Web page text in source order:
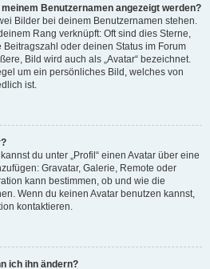
Benutzernamen angezeigt werden?
Bilder bei deinem Benutzernamen stehen.
Rang verknüpft: Oft sind dies Sterne,
oder deinen Status im Forum
Bild wird auch als „Avatar“ bezeichnet.
um ein persönliches Bild, welches von
ist.
du unter „Profil“ einen Avatar über eine
Gravatar, Galerie, Remote oder
kann bestimmen, ob und wie die
Wenn du keinen Avatar benutzen kannst,
kontaktieren.
ich ihn ändern?